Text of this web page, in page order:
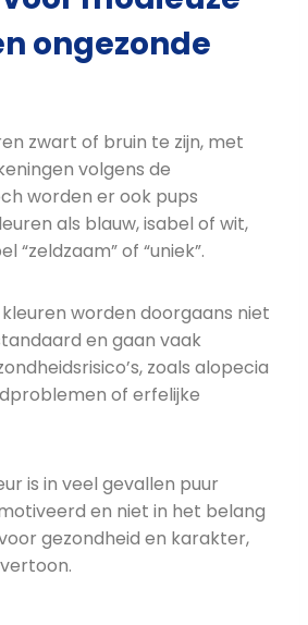
ongezonde
zwart of bruin te zijn, met
volgens de
worden er ook pups
als blauw, isabel of wit,
“zeldzaam” of “uniek”.
worden doorgaans niet
en gaan vaak
zoals alopecia
of erfelijke
is in veel gevallen puur
en niet in het belang
gezondheid en karakter,